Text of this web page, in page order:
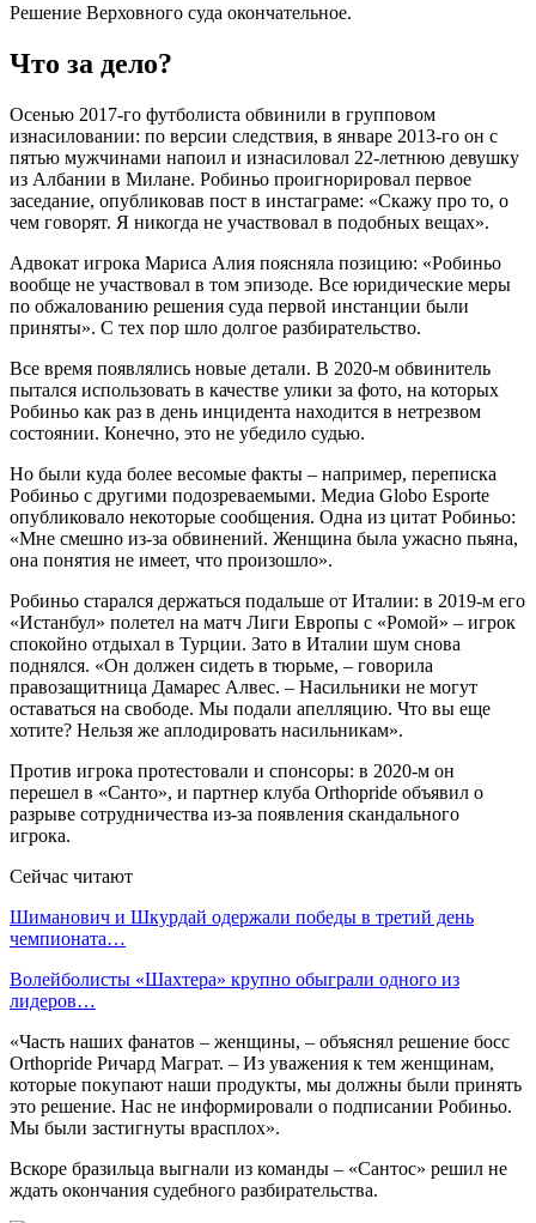
Решение Верховного суда окончательное.
Что за дело?
Осенью 2017-го футболиста обвинили в групповом
изнасиловании: по версии следствия, в январе 2013-го он с
пятью мужчинами напоил и изнасиловал 22-летнюю девушку
из Албании в Милане. Робиньо проигнорировал первое
заседание, опубликовав пост в инстаграме: «Скажу про то, о
чем говорят. Я никогда не участвовал в подобных вещах».
Адвокат игрока Мариса Алия поясняла позицию: «Робиньо
вообще не участвовал в том эпизоде. Все юридические меры
по обжалованию решения суда первой инстанции были
приняты». С тех пор шло долгое разбирательство.
Все время появлялись новые детали. В 2020-м обвинитель
пытался использовать в качестве улики за фото, на которых
Робиньо как раз в день инцидента находится в нетрезвом
состоянии. Конечно, это не убедило судью.
Но были куда более весомые факты – например, переписка
Робиньо с другими подозреваемыми. Медиа Globo Esporte
опубликовало некоторые сообщения. Одна из цитат Робиньо:
«Мне смешно из-за обвинений. Женщина была ужасно пьяна,
она понятия не имеет, что произошло».
Робиньо старался держаться подальше от Италии: в 2019-м его
«Истанбул» полетел на матч Лиги Европы с «Ромой» – игрок
спокойно отдыхал в Турции. Зато в Италии шум снова
поднялся. «Он должен сидеть в тюрьме, – говорила
правозащитница Дамарес Алвес. – Насильники не могут
оставаться на свободе. Мы подали апелляцию. Что вы еще
хотите? Нельзя же аплодировать насильникам».
Против игрока протестовали и спонсоры: в 2020-м он
перешел в «Санто», и партнер клуба Orthopride объявил о
разрыве сотрудничества из-за появления скандального
игрока.
Сейчас читают
Шиманович и Шкурдай одержали победы в третий день
чемпионата…
Волейболисты «Шахтера» крупно обыграли одного из
лидеров…
«Часть наших фанатов – женщины, – объяснял решение босс
Orthopride Ричард Маграт. – Из уважения к тем женщинам,
которые покупают наши продукты, мы должны были принять
это решение. Нас не информировали о подписании Робиньо.
Мы были застигнуты врасплох».
Вскоре бразильца выгнали из команды – «Сантос» решил не
ждать окончания судебного разбирательства.